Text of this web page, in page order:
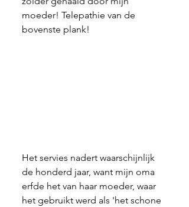
moeder! Telepathie van de
bovenste plank!
Het servies nadert waarschijnlijk
de honderd jaar, want mijn oma
erfde het van haar moeder, waar
het gebruikt werd als 'het schone